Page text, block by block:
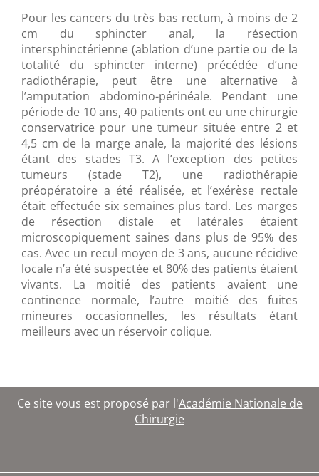
Pour les cancers du très bas rectum, à moins de 2
cm du sphincter anal, la résection
intersphinctérienne (ablation d’une partie ou de la
totalité du sphincter interne) précédée d’une
radiothérapie, peut être une alternative à
l’amputation abdomino-périnéale. Pendant une
période de 10 ans, 40 patients ont eu une chirurgie
conservatrice pour une tumeur située entre 2 et
4,5 cm de la marge anale, la majorité des lésions
étant des stades T3. A l’exception des petites
tumeurs (stade T2), une radiothérapie
préopératoire a été réalisée, et l’exérèse rectale
était effectuée six semaines plus tard. Les marges
de résection distale et latérales étaient
microscopiquement saines dans plus de 95% des
cas. Avec un recul moyen de 3 ans, aucune récidive
locale n’a été suspectée et 80% des patients étaient
vivants. La moitié des patients avaient une
continence normale, l’autre moitié des fuites
mineures occasionnelles, les résultats étant
meilleurs avec un réservoir colique.
Ce site vous est proposé par l'Académie Nationale de
Chirurgie